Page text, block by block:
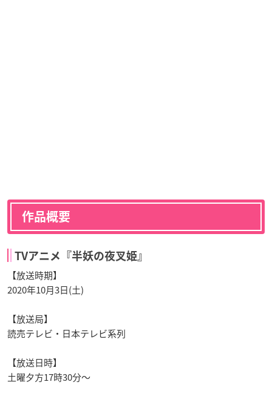
作品概要
TVアニメ『半妖の夜叉姫』
【放送時期】
2020年10月3日(土)
【放送局】
読売テレビ・日本テレビ系列
【放送日時】
土曜夕方17時30分〜